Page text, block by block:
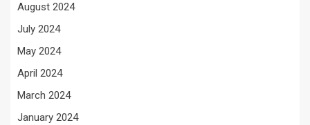
August 2024
July 2024
May 2024
April 2024
March 2024
January 2024